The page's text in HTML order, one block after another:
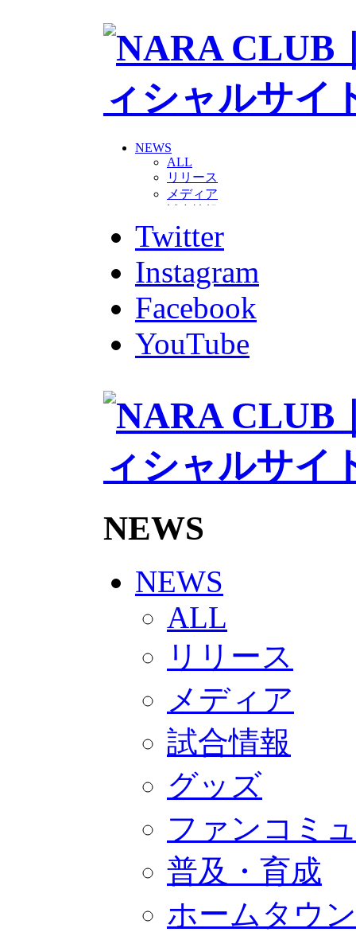
NEWS
ALL
リリース
メディア
グッズ
ファンコミュニティ
ホームタウン
コラム
その他
TEAM
2026/27トップチーム
2026/27トップチームスタッフ
チアダンススクール
ボランティアチーム「volundeer」
HOMEGAME
観戦ルール＆マナー
写真・動画使用ガイドライン
ロートフィールド奈良
2026/27
練習見学時のファンサービスに
奈良クラブ明治安田J3リーグ
奈良クラブ明治安田Ｊ3リーグ
観戦ルール＆マナー
FANCOMMUNITY
サポートショップ
GOODS
オフィシャルストア（実店舗）
オンラインストア
ACADEMY
アカデミーについて
プロジェクト
ジュニア
ジュニアユース
ユース
練習拠点（ナラディーア）
CLUB
2026/27 パートナー企業
Twitter
Instagram
Facebook
YouTube
NEWS
NEWS
ALL
リリース
メディア
試合情報
グッズ
ファンコミ
普及・育成
ホームタウン